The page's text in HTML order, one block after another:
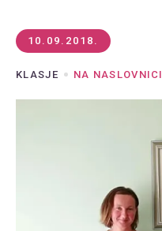
10.09.2018.
KLASJE NA NASLOVNICI